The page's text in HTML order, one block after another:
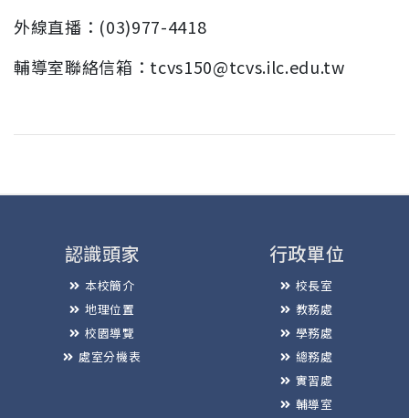
外線直播：(03)977-4418
輔導室聯絡信箱：tcvs150@tcvs.ilc.edu.tw
認識頭家
本校簡介
地理位置
校園導覽
處室分機表
行政單位
校長室
教務處
學務處
總務處
實習處
輔導室